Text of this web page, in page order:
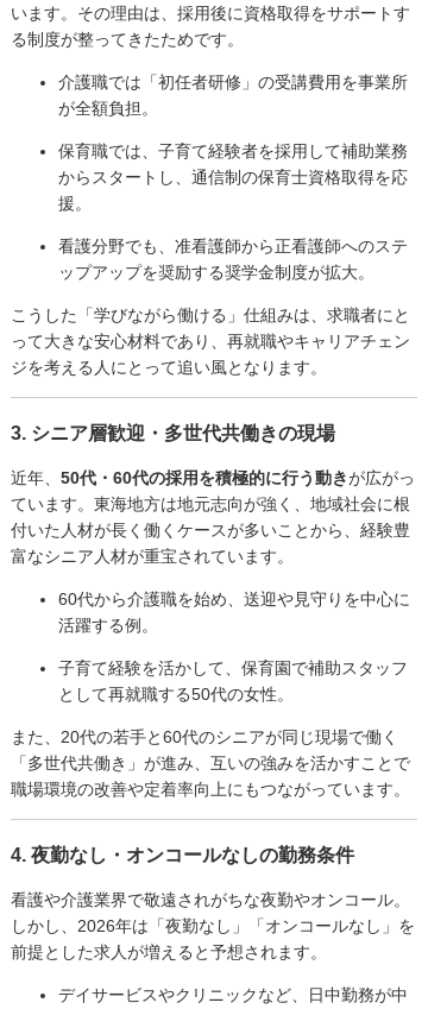
います。その理由は、採用後に資格取得をサポートす
る制度が整ってきたためです。
介護職では「初任者研修」の受講費用を事業所
が全額負担。
保育職では、子育て経験者を採用して補助業務
からスタートし、通信制の保育士資格取得を応
援。
看護分野でも、准看護師から正看護師へのステ
ップアップを奨励する奨学金制度が拡大。
こうした「学びながら働ける」仕組みは、求職者にと
って大きな安心材料であり、再就職やキャリアチェン
ジを考える人にとって追い風となります。
3. シニア層歓迎・多世代共働きの現場
近年、 50代・60代の採用を積極的に行う動きが広がっ
ています。東海地方は地元志向が強く、地域社会に根
付いた人材が長く働くケースが多いことから、経験豊
富なシニア人材が重宝されています。
60代から介護職を始め、送迎や見守りを中心に
活躍する例。
子育て経験を活かして、保育園で補助スタッフ
として再就職する50代の女性。
また、20代の若手と60代のシニアが同じ現場で働く
「多世代共働き」が進み、互いの強みを活かすことで
職場環境の改善や定着率向上にもつながっています。
4. 夜勤なし・オンコールなしの勤務条件
看護や介護業界で敬遠されがちな夜勤やオンコール。
しかし、2026年は「夜勤なし」「オンコールなし」を
前提とした求人が増えると予想されます。
デイサービスやクリニックなど、日中勤務が中